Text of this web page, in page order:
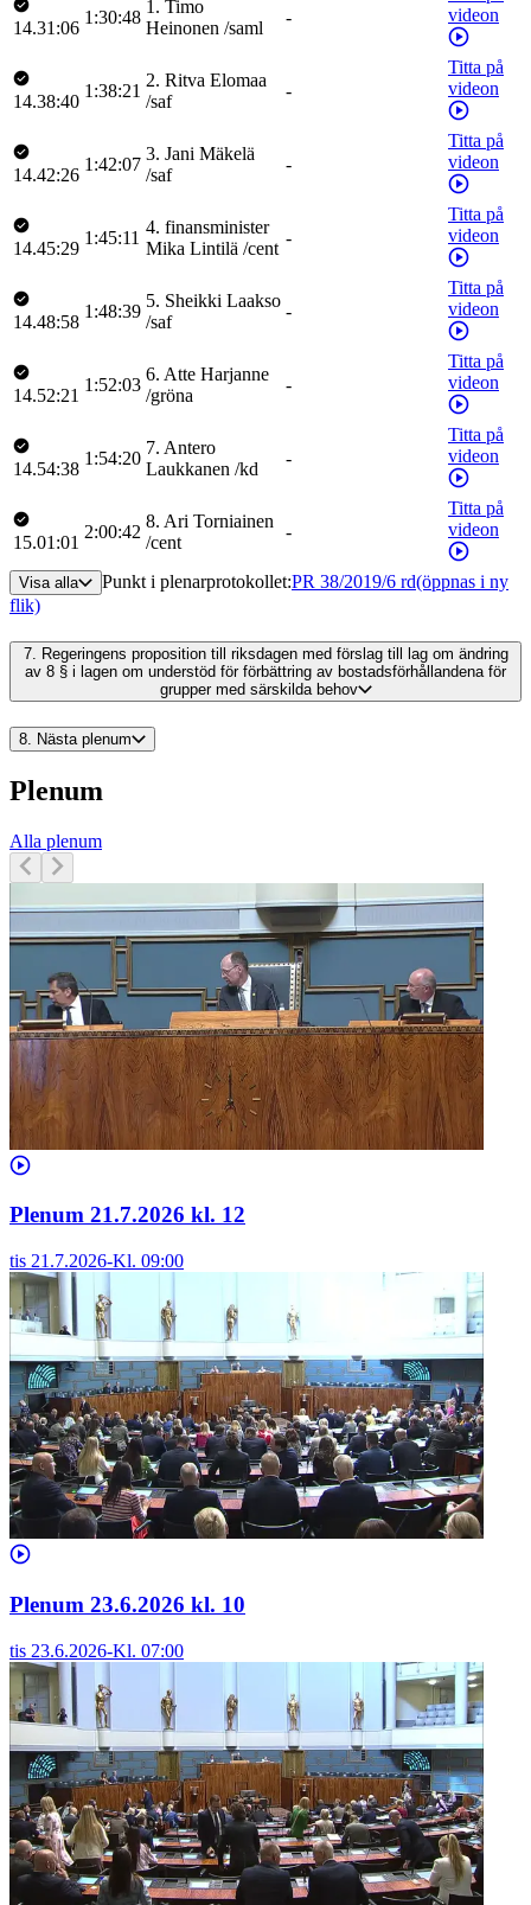
14.31:06
1:30:48
1. Timo
Heinonen /saml
-
videon
14.38:40
1:38:21
2. Ritva Elomaa
/saf
-
Titta på
videon
14.42:26
1:42:07
3. Jani Mäkelä
/saf
-
Titta på
videon
14.45:29
1:45:11
4. finansminister
Mika Lintilä /cent
-
Titta på
videon
14.48:58
1:48:39
5. Sheikki Laakso
/saf
-
Titta på
videon
14.52:21
1:52:03
6. Atte Harjanne
/gröna
-
Titta på
videon
14.54:38
1:54:20
7. Antero
Laukkanen /kd
-
Titta på
videon
15.01:01
2:00:42
8. Ari Torniainen
/cent
-
Titta på
videon
Visa alla Punkt i plenarprotokollet:PR 38/2019/6 rd(öppnas i ny
flik)
7. Regeringens proposition till riksdagen med förslag till lag om ändring
av 8 § i lagen om understöd för förbättring av bostadsförhållandena för
grupper med särskilda behov
8. Nästa plenum
Plenum
Alla plenum
Plenum 21.7.2026 kl. 12
tis 21.7.2026-Kl. 09:00
Plenum 23.6.2026 kl. 10
tis 23.6.2026-Kl. 07:00